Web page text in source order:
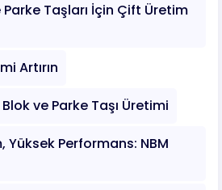
Parke Taşları İçin Çift Üretim
Artırın
ve Parke Taşı Üretimi
Yüksek Performans: NBM